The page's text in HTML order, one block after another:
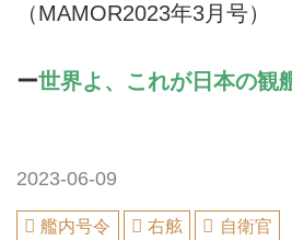
（MAMOR2023年3月号）
ー世界よ、これが日本の観
2023-06-09
艦内号令 右舷 自衛官